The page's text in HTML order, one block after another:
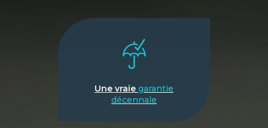
Une vraie garantie
décennale